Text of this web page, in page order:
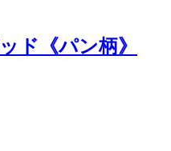
ド《パン柄》